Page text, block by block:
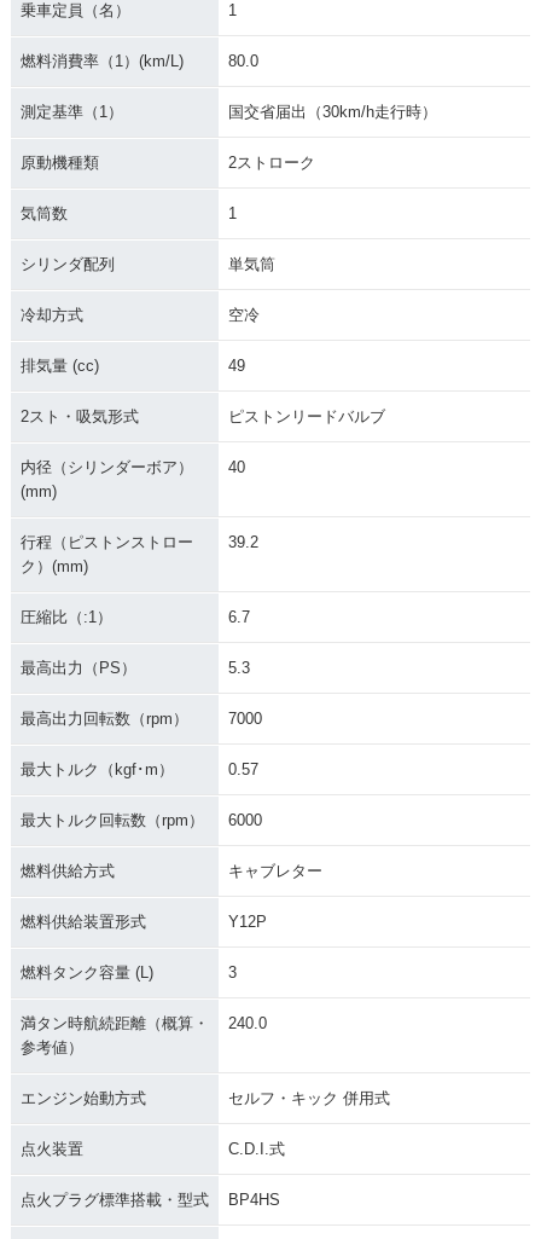
モデルチェンジ
ーチェンジ
G・追加
ーチェンジ
1999年 JOG
1997年 JOG・マイ
1996年 JOG・マイ
ナーチェンジ
1994年 JOG・マイ
ナーチェンジ
乗車定員（名） 1
燃料消費率（1）(km/L) 80.0
測定基準（1） 国交省届出（30km/h走行時）
原動機種類 2ストローク
気筒数 1
シリンダ配列 単気筒
冷却方式 空冷
排気量 (cc) 49
2スト・吸気形式 ピストンリードバルブ
内径（シリンダーボア）
(mm)
40
行程（ピストンストロー
ク）(mm)
39.2
圧縮比（:1） 6.7
最高出力（PS） 5.3
最高出力回転数（rpm） 7000
最大トルク（kgf･m） 0.57
最大トルク回転数（rpm） 6000
燃料供給方式 キャブレター
燃料供給装置形式 Y12P
燃料タンク容量 (L) 3
満タン時航続距離（概算・
参考値）
240.0
エンジン始動方式 セルフ・キック 併用式
点火装置 C.D.I.式
点火プラグ標準搭載・型式 BP4HS